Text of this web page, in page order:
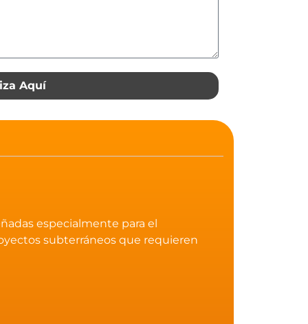
Aquí
especialmente para el
subterráneos que requieren